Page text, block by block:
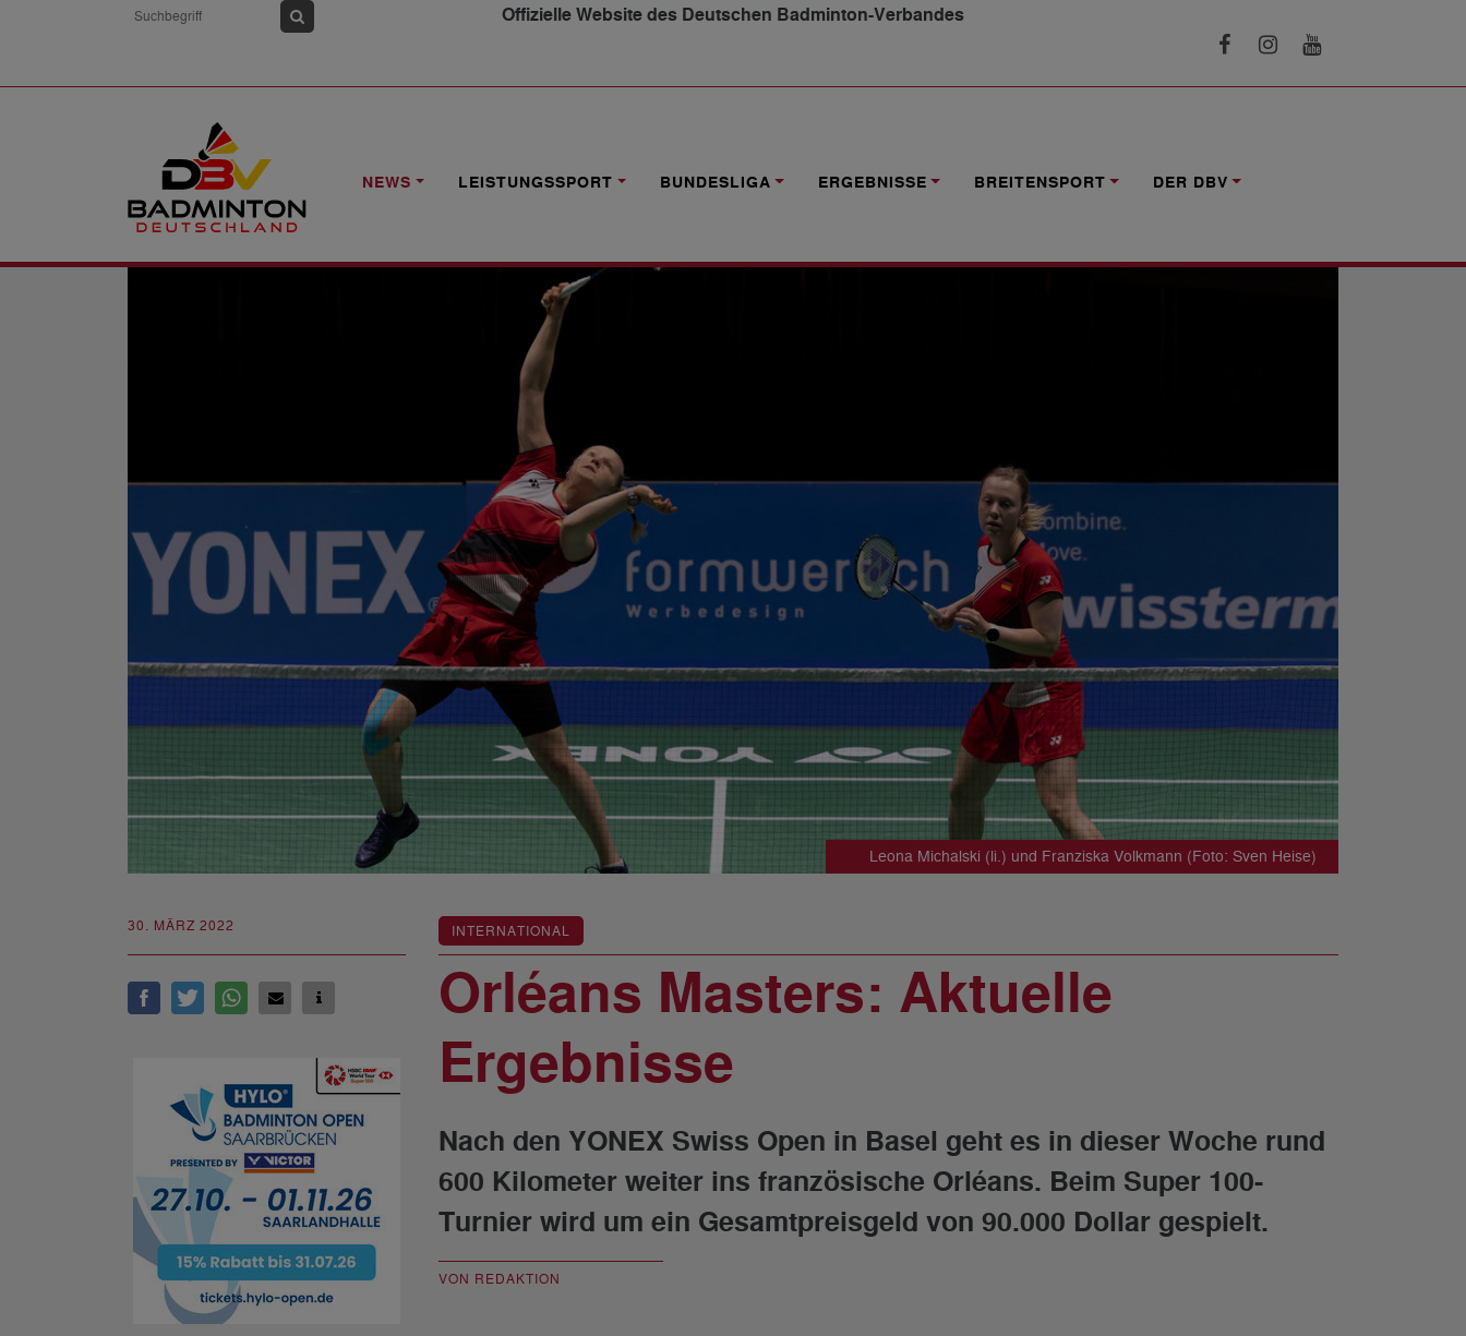
Offizielle Website des Deutschen Badminton-Verbandes
NEWS LEISTUNGSSPORT BUNDESLIGA ERGEBNISSE BREITENSPORT DER DBV
NEWS
Leona Michalski (li.) und Franziska Volkmann (Foto: Sven Heise)
30. MÄRZ 2022 INTERNATIONAL
Orléans Masters: Aktuelle
Ergebnisse
Nach den YONEX Swiss Open in Basel geht es in dieser Woche rund
600 Kilometer weiter ins französische Orléans. Beim Super 100-
Turnier wird um ein Gesamtpreisgeld von 90.000 Dollar gespielt.
VON REDAKTION